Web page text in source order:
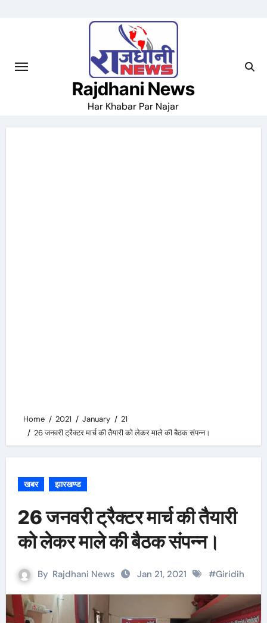
Rajdhani News
Har Khabar Par Najar
Home 2021 January
21
26 जनवरी ट्रैक्टर मार्च की तैयारी को लेकर माले की बैठक संपन्न।
खबर झारखण्ड
26 जनवरी ट्रैक्टर मार्च की तैयारी
को लेकर माले की बैठक संपन्न।
By Rajdhani News Jan 21, 2021 #Giridih